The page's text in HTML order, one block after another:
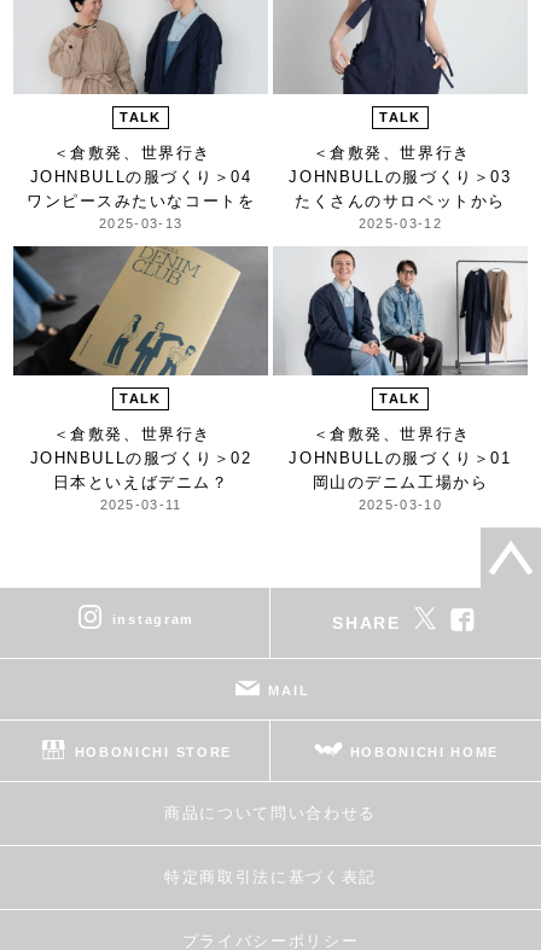
TALK
＜倉敷発、世界行き
JOHNBULLの服づくり＞04
ワンピースみたいなコートを
2025-03-13
TALK
＜倉敷発、世界行き
JOHNBULLの服づくり＞03
たくさんのサロペットから
2025-03-12
TALK
＜倉敷発、世界行き
JOHNBULLの服づくり＞02
日本といえばデニム？
2025-03-11
TALK
＜倉敷発、世界行き
JOHNBULLの服づくり＞01
岡山のデニム工場から
2025-03-10
instagram SHARE
MAIL
HOBONICHI STORE HOBONICHI HOME
商品について問い合わせる
特定商取引法に基づく表記
プライバシーポリシー